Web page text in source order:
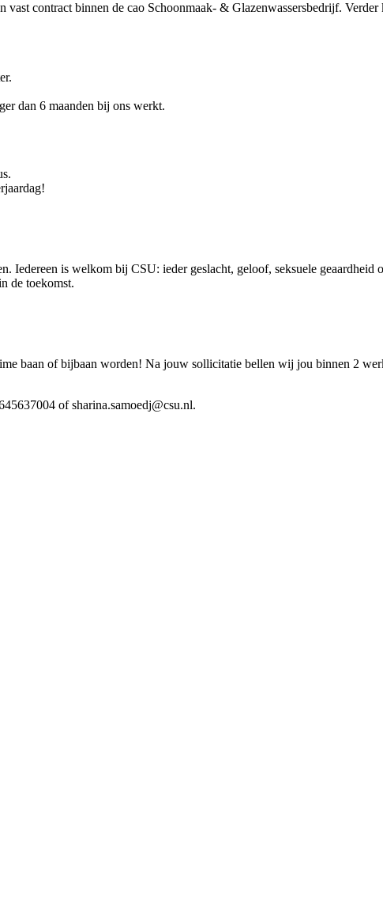
contract binnen de cao Schoonmaak- & Glazenwassersbedrijf. Verder
dan 6 maanden bij ons werkt.
is welkom bij CSU: ieder geslacht, geloof, seksuele geaardheid
de toekomst.
baan of bijbaan worden! Na jouw sollicitatie bellen wij jou binnen 2
of sharina.samoedj@csu.nl.